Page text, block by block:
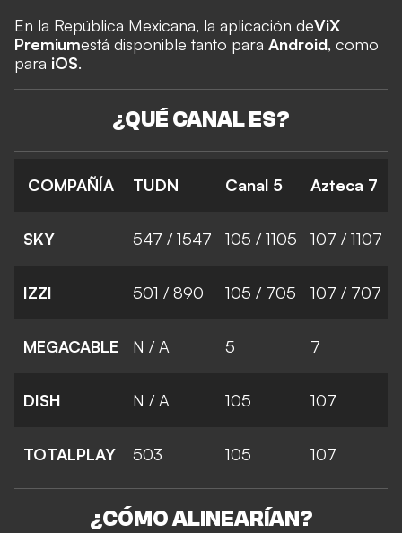
En la República Mexicana, la aplicación deViX
Premiumestá disponible tanto para Android, como
para iOS.
¿QUÉ CANAL ES?
COMPAÑÍA TUDN Canal 5 Azteca 7
SKY 547 / 1547 105 / 1105 107 / 1107
IZZI 501 / 890 105 / 705 107 / 707
MEGACABLE N / A 5 7
DISH N / A 105 107
TOTALPLAY 503 105 107
¿CÓMO ALINEARÍAN?